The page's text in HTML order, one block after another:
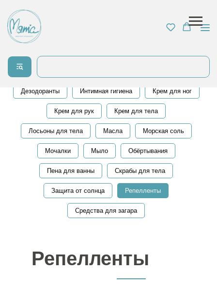
Ароматерапия
Дезодоранты Интимная гигиена Крем для ног
Крем для рук Крем для тела
Лосьоны для тела Масла Морская соль
Мочалки Мыло Обёртывания
Пена для ванны Скрабы для тела
Защита от солнца Репелленты
Средства для загара
Репелленты